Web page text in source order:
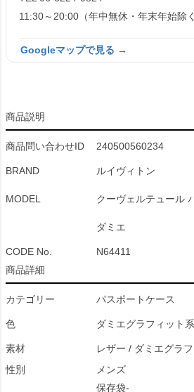
11:30～20:00（年中無休・年末年始除く
Googleマップで見る →
商品説明
商品問い合わせID 240500560234
BRAND ルイヴィトン
MODEL クーヴェルテュール
ダミエ
CODE No.
N64411
商品詳細
カテゴリー パスポートケース
色 ダミエグラフィット系
素材
レザー / ダミエグラ
性別
メンズ
保存袋-